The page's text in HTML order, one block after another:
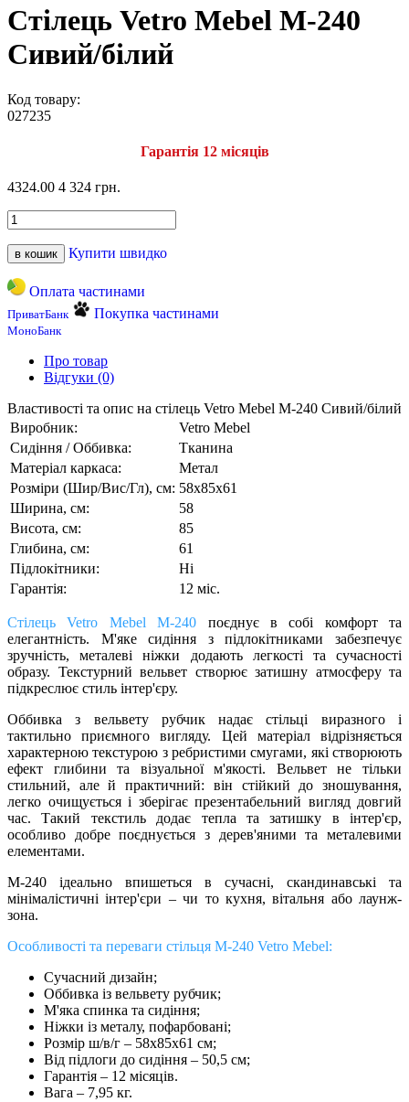
Стілець Vetro Mebel M-240
Сивий/білий
Код товару:
027235
Гарантія 12 місяців
4324.00 4 324 грн.
в кошик Купити швидко
Оплата частинами
ПриватБанк Покупка частинами
МоноБанк
Про товар
Відгуки (0)
Властивості та опис на стілець Vetro Mebel M-240 Сивий/білий
Виробник:
Vetro Mebel
Сидіння / Оббивка:
Тканина
Матеріал каркаса:
Метал
Розміри (Шир/Вис/Гл), см: 58х85х61
Ширина, см:
58
Висота, см:
85
Глибина, см:
61
Підлокітники:
Ні
Гарантія:
12 міс.
Стілець Vetro Mebel М-240 поєднує в собі комфорт та
елегантність. М'яке сидіння з підлокітниками забезпечує
зручність, металеві ніжки додають легкості та сучасності
образу. Текстурний вельвет створює затишну атмосферу та
підкреслює стиль інтер'єру.
Оббивка з вельвету рубчик надає стільці виразного і
тактильно приємного вигляду. Цей матеріал відрізняється
характерною текстурою з ребристими смугами, які створюють
ефект глибини та візуальної м'якості. Вельвет не тільки
стильний, але й практичний: він стійкий до зношування,
легко очищується і зберігає презентабельний вигляд довгий
час. Такий текстиль додає тепла та затишку в інтер'єр,
особливо добре поєднується з дерев'яними та металевими
елементами.
M-240 ідеально впишеться в сучасні, скандинавські та
мінімалістичні інтер'єри – чи то кухня, вітальня або лаунж-
зона.
Особливості та переваги стільця М-240 Vetro Mebel:
Сучасний дизайн;
Оббивка із вельвету рубчик;
М'яка спинка та сидіння;
Ніжки із металу, пофарбовані;
Розмір ш/в/г – 58х85х61 см;
Від підлоги до сидіння – 50,5 см;
Гарантія – 12 місяців.
Вага – 7,95 кг.